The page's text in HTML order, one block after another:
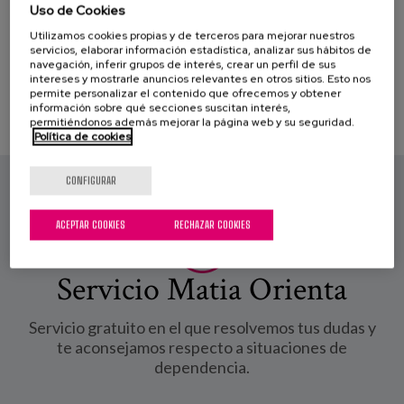
Blog
Prensa
Trabaja con nosotros
Canal de denuncias
Servicio Matia Orienta
Servicio gratuito en el que resolvemos tus dudas y
te aconsejamos respecto a situaciones de
dependencia.
Uso de Cookies
Utilizamos cookies propias y de terceros para mejorar nuestros
servicios, elaborar información estadística, analizar sus hábitos de
navegación, inferir grupos de interés, crear un perfil de sus
intereses y mostrarle anuncios relevantes en otros sitios. Esto nos
permite personalizar el contenido que ofrecemos y obtener
información sobre qué secciones suscitan interés,
permitiéndonos además mejorar la página web y su seguridad.
Política de cookies
CONFIGURAR
RECHAZAR COOKIES
ACEPTAR COOKIES